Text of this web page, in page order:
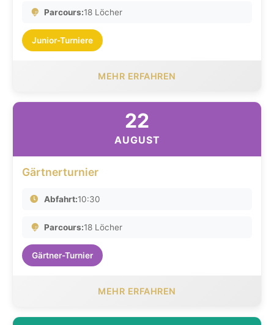
Parcours:18 Löcher
Junior-Turniere
MEHR ERFAHREN
22
AUGUST
Gärtnerturnier
Abfahrt:10:30
Parcours:18 Löcher
Gärtner-Turnier
MEHR ERFAHREN